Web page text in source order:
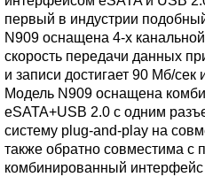
первый в индустрии
N909 оснащена 4-х
скорость передачи данных
и записи достигает 90 Мб/сек
Модель N909 оснащена
eSATA+USB 2.0 с одним
систему plug-and-play на
также обратно совместима с
комбинированный интерфейс